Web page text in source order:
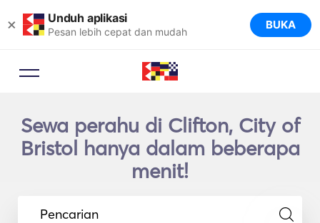
× Unduh aplikasi
Pesan lebih cepat dan mudah BUKA
Sewa perahu di Clifton, City of
Bristol hanya dalam beberapa
menit!
Pencarian